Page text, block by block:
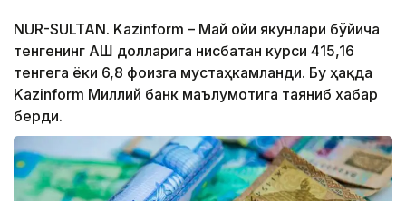
NUR-SULTAN. Kazinform – Май ойи якунлари бўйича
тенгенинг АҚШ долларига нисбатан курси 415,16
тенгега ёки 6,8 фоизга мустаҳкамланди. Бу ҳақда
Kazinform Миллий банк маълумотига таяниб хабар
берди.